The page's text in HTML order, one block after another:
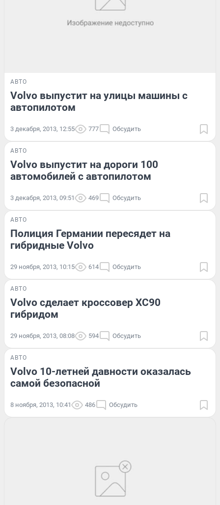
АВТО
Volvo выпустит на улицы машины с
автопилотом
3 декабря, 2013, 12:55 777 Обсудить
АВТО
Volvo выпустит на дороги 100
автомобилей с автопилотом
3 декабря, 2013, 09:51 469 Обсудить
АВТО
Полиция Германии пересядет на
гибридные Volvo
29 ноября, 2013, 10:15 614 Обсудить
АВТО
Volvo сделает кроссовер XC90
гибридом
29 ноября, 2013, 08:08 594 Обсудить
АВТО
Volvo 10-летней давности оказалась
самой безопасной
8 ноября, 2013, 10:41 486 Обсудить